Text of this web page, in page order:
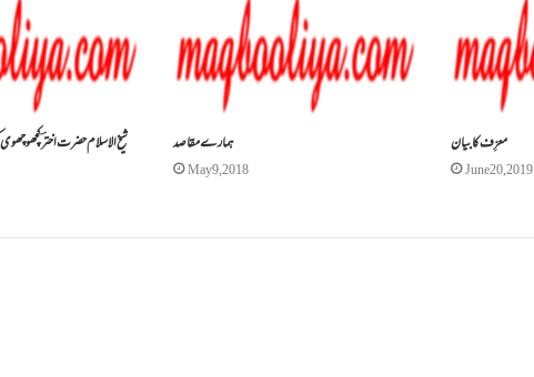
شیخ الاسلام حضرت اختر ؔ کچھو ہمارے مقاصد
May 9, 2018
معرِّف کا بیان
June 20, 2019